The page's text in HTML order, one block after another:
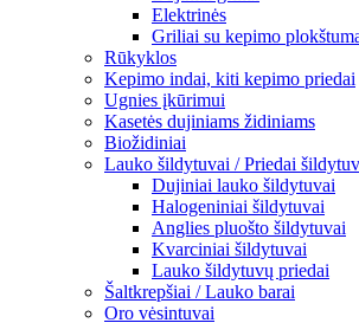
Elektrinės
Griliai su kepimo
Rūkyklos
Kepimo indai, kiti kepimo priedai
Ugnies įkūrimui
Kasetės dujiniams židiniams
Biožidiniai
Lauko šildytuvai / Priedai
Dujiniai lauko šildytuvai
Halogeniniai šildytuvai
Anglies pluošto šildytuvai
Kvarciniai šildytuvai
Lauko šildytuvų priedai
Šaltkrepšiai / Lauko barai
Oro vėsintuvai